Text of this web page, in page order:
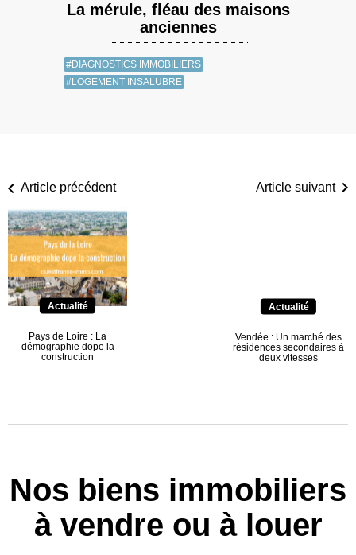
La mérule, fléau des maisons
anciennes
#DIAGNOSTICS IMMOBILIERS
#LOGEMENT INSALUBRE
Article précédent
Actualité
Pays de Loire : La
démographie dope la
construction
Article suivant
Actualité
Vendée : Un marché des
résidences secondaires à
deux vitesses
Nos biens immobiliers
à vendre ou à louer